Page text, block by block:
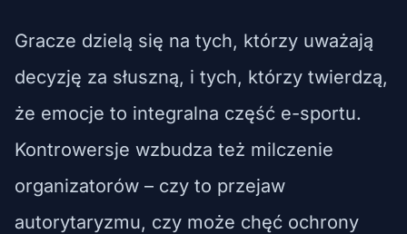
Gracze dzielą się na tych, którzy uważają
decyzję za słuszną, i tych, którzy twierdzą,
że emocje to integralna część e-sportu.
Kontrowersje wzbudza też milczenie
organizatorów – czy to przejaw
autorytaryzmu, czy może chęć ochrony